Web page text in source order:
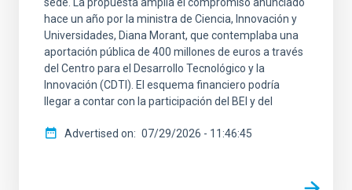
sede. La propuesta amplía el compromiso anunciado
hace un año por la ministra de Ciencia, Innovación y
Universidades, Diana Morant, que contemplaba una
aportación pública de 400 millones de euros a través
del Centro para el Desarrollo Tecnológico y la
Innovación (CDTI). El esquema financiero podría
llegar a contar con la participación del BEI y del
Advertised on 07/29/2026 - 11:46:45